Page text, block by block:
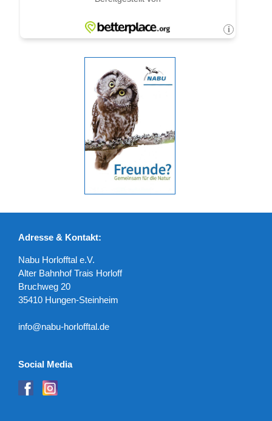
Adresse & Kontakt:
Nabu Horlofftal e.V.
Alter Bahnhof Trais Horloff
Bruchweg 20
35410 Hungen-Steinheim
info@nabu-horlofftal.de
Social Media